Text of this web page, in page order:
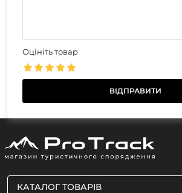
Оцініть товар
КАТАЛОГ ТОВАРІВ